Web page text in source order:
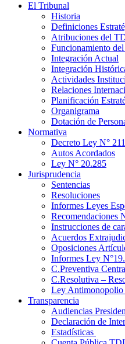
El Tribunal
Historia
Definiciones
Atribuciones del
Funcionamiento
Integración Actual
Integración
Actividades
Relaciones
Planificación
Organigrama
Dotación de
Normativa
Decreto Ley N° 211
Autos Acordados
Ley N° 20.285
Jurisprudencia
Sentencias
Resoluciones
Informes Leyes
Recomendaciones
Instrucciones de
Acuerdos
Oposiciones
Informes Ley
C.Preventiva
C.Resolutiva –
Ley Antimonopolio
Transparencia
Audiencias
Declaración de
Estadísticas